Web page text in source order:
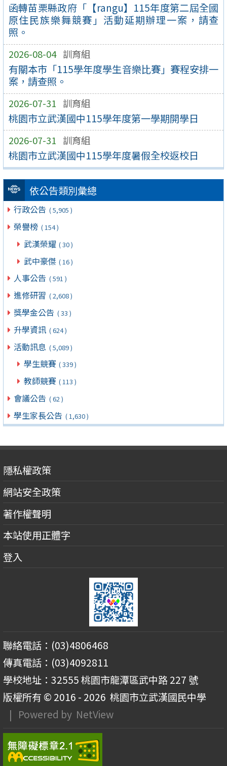
函轉苗栗縣政府「【rangu】115年度第二屆全國
原住民族樂舞競賽」活動延期辦理一案，請查
照。
2026-08-04 訓育組
有關本市「115學年度學生音樂比賽」賽程安排一
案，請查照。
2026-07-31 訓育組
桃園市立武漢國中115學年度第一學期開學日
2026-07-31 訓育組
桃園市立武漢國中115學年度暑假全校返校日
依公告類別彙總
行政公告 ( 5,905 )
榮譽榜 ( 154 )
武漢榮耀 ( 30 )
武中豪傑 ( 16 )
人事公告 ( 591 )
進修研習 ( 2,608 )
獎學金公告 ( 33 )
升學資訊 ( 624 )
活動訊息 ( 5,089 )
學生競賽 ( 339 )
教師競賽 ( 113 )
會議公告 ( 62 )
學生家長公告 ( 1,630 )
隱私權政策
網站安全政策
著作權聲明
本站使用正體字
登入
聯絡電話：(03)4806468
傳真電話：(03)4092811
學校地址：32555 桃園市龍潭區武中路 227 號
版權所有 © 2016 - 2026 桃園市立武漢國民中學
| Powered by NetView